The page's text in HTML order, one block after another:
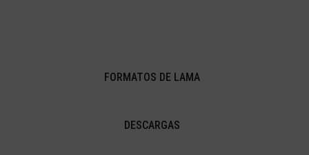
FORMATOS DE LAMA
DESCARGAS